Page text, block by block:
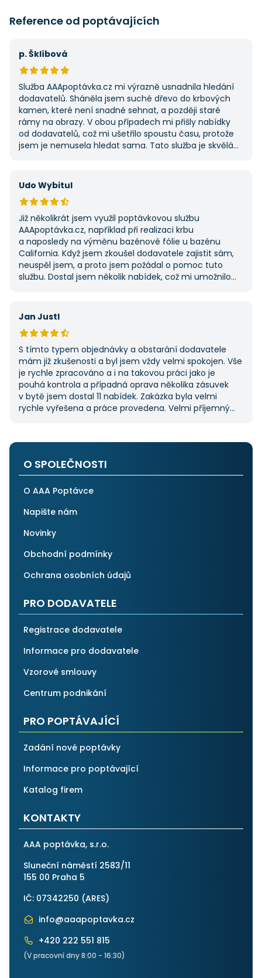
Reference od poptávajících
p. Šklíbová
Služba AAApoptávka.cz mi výrazně usnadnila hledání
dodavatelů. Sháněla jsem suché dřevo do krbových
kamen, které není snadné sehnat, a později staré
rámy na obrazy. V obou případech mi přišly nabídky
od dodavatelů, což mi ušetřilo spoustu času, protože
jsem je nemusela hledat sama. Tato služba je skvělá
Udo Wybitul
Již několikrát jsem využil poptávkovou službu
AAApoptávka.cz, například při realizaci krbu
a naposledy na výměnu bazénové fólie u bazénu
California. Když jsem zkoušel dodavatele zajistit sám,
neuspěl jsem, a proto jsem požádal o pomoc tuto
službu. Dostal jsem několik nabídek, což mi umožnilo
i ostatním.
Jan Justl
S tímto typem objednávky a obstarání dodavatele
mám již zkušenosti a byl jsem vždy velmi spokojen. Vše
je rychle zpracováno a i na takovou práci jako je
pouhá kontrola a případná oprava několika zásuvek
v bytě jsem dostal 11 nabídek. Zakázka byla velmi
rychle vyřešena a práce provedena. Velmi příjemný
po všech stránkách plně spolehnout.
O SPOLEČNOSTI
O AAA Poptávce
Napište nám
Novinky
Obchodní podmínky
Ochrana osobních údajů
PRO DODAVATELE
Registrace dodavatele
Informace pro dodavatele
Vzorové smlouvy
Centrum podnikání
PRO POPTÁVAJÍCÍ
Zadání nové poptávky
Informace pro poptávající
Katalog firem
KONTAKTY
AAA poptávka, s.r.o.
Sluneční náměstí 2583/11
155 00 Praha 5
IČ: 07342250 (ARES)
info@aaapoptavka.cz
+420 222 551 815
(V pracovní dny 8:00 - 16:30)